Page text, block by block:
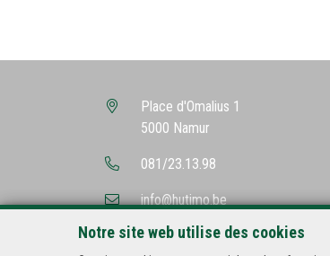
Notre site web utilise des cookies
Place d'Omalius 1
5000 Namur
081/23.13.98
info@hutimo.be